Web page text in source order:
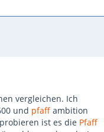
vergleichen. Ich
und pfaff ambition
ist es die Pfaff